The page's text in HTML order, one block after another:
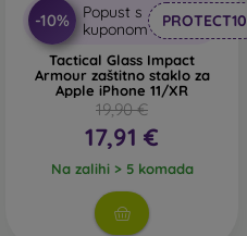
-10%
Popust s
kuponom
PROTECT10
Tactical Glass Impact
Armour zaštitno staklo za
Apple iPhone 11/XR
19,90 €
17,91 €
Na zalihi > 5 komada